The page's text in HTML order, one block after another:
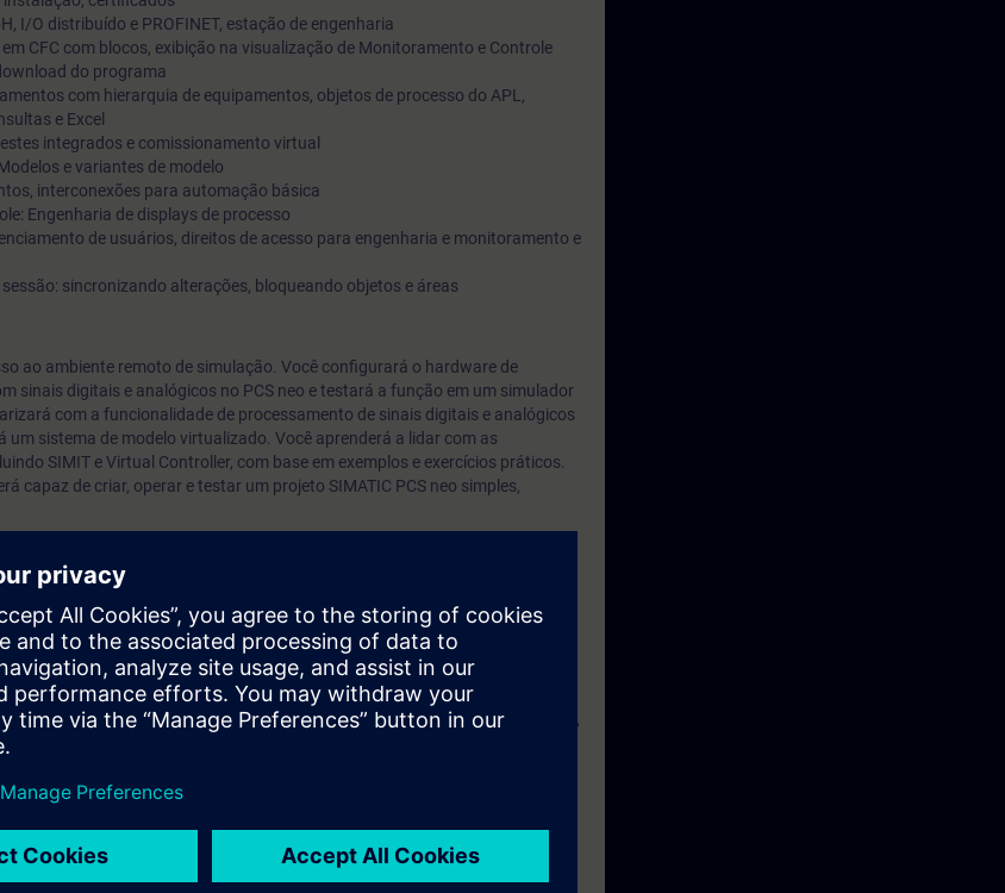
I/O distribuído e PROFINET, estação de engenharia
CFC com blocos, exibição na visualização de Monitoramento e Controle
do programa
com hierarquia de equipamentos, objetos de processo do APL,
e Excel
integrados e comissionamento virtual
e variantes de modelo
interconexões para automação básica
Engenharia de displays de processo
de usuários, direitos de acesso para engenharia e monitoramento e
sincronizando alterações, bloqueando objetos e áreas
ao ambiente remoto de simulação. Você configurará o hardware de
sinais digitais e analógicos no PCS neo e testará a função em um simulador
com a funcionalidade de processamento de sinais digitais e analógicos
um sistema de modelo virtualizado. Você aprenderá a lidar com as
SIMIT e Virtual Controller, com base em exemplos e exercícios práticos.
capaz de criar, operar e testar um projeto SIMATIC PCS neo simples,
de controle de processos.
sistemas operacionais: Windows 10, ter instalado o Google Chrome e deverá
capacidade de transferência mínima de 15Mbit/s.
recomenda-se que seja utilizado dois monitores durante o treinamento. Ou,
dos exercícios) mais um tablet para acompanhamento das
uma conta de teste gratuito para acessar a Plataforma de Aprendizagem
sobre diversas tecnologias SIEMENS e acesso a mais de 500 outros